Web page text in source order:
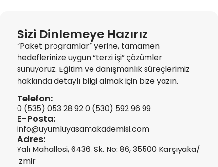
Sizi Dinlemeye Hazırız
“Paket programlar” yerine, tamamen
hedeflerinize uygun “terzi işi” çözümler
sunuyoruz. Eğitim ve danışmanlık süreçlerimiz
hakkında detaylı bilgi almak için bize yazın.
Telefon:
‭0 (535) 053 28 920 (530) 592 96 99‬
E-Posta:
info@uyumluyasamakademisi.com
Adres:
Yalı Mahallesi, 6436. Sk. No: 86, 35500 Karşıyaka/
İzmir